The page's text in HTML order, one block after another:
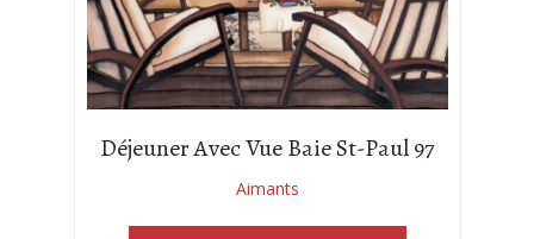
Déjeuner Avec Vue Baie St-Paul 97
Aimants